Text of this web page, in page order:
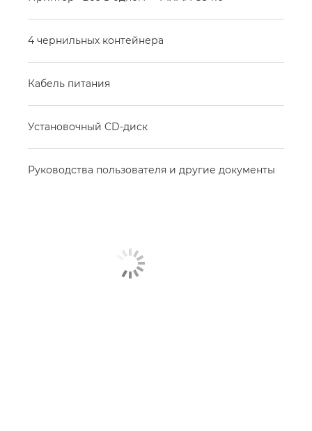
4 чернильных контейнера
Кабель питания
Установочный CD-диск
Руководства пользователя и другие документы